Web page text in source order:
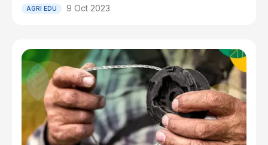
AGRI EDU 9 Oct 2023